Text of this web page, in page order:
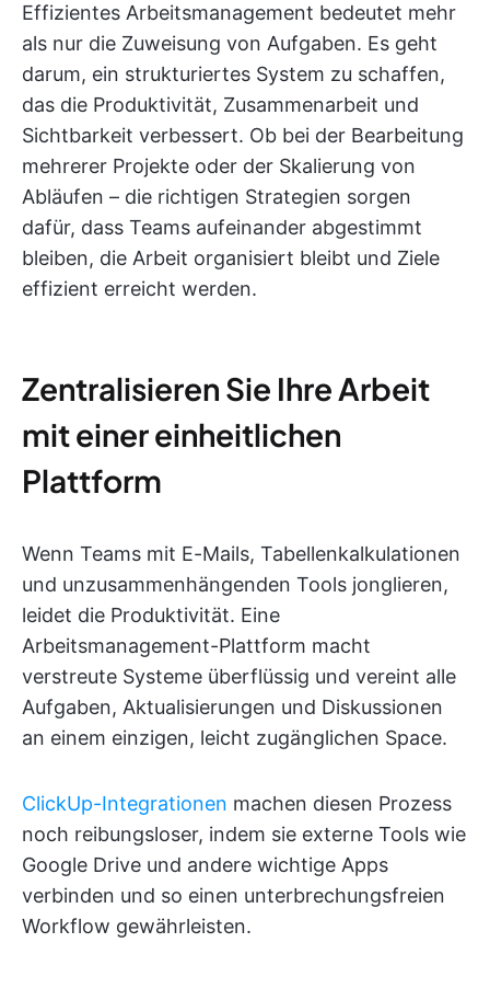
Effizientes Arbeitsmanagement bedeutet mehr
als nur die Zuweisung von Aufgaben. Es geht
darum, ein strukturiertes System zu schaffen,
das die Produktivität, Zusammenarbeit und
Sichtbarkeit verbessert. Ob bei der Bearbeitung
mehrerer Projekte oder der Skalierung von
Abläufen – die richtigen Strategien sorgen
dafür, dass Teams aufeinander abgestimmt
bleiben, die Arbeit organisiert bleibt und Ziele
effizient erreicht werden.
Zentralisieren Sie Ihre Arbeit
mit einer einheitlichen
Plattform
Wenn Teams mit E-Mails, Tabellenkalkulationen
und unzusammenhängenden Tools jonglieren,
leidet die Produktivität. Eine
Arbeitsmanagement-Plattform macht
verstreute Systeme überflüssig und vereint alle
Aufgaben, Aktualisierungen und Diskussionen
an einem einzigen, leicht zugänglichen Space.
ClickUp-Integrationen machen diesen Prozess
noch reibungsloser, indem sie externe Tools wie
Google Drive und andere wichtige Apps
verbinden und so einen unterbrechungsfreien
Workflow gewährleisten.